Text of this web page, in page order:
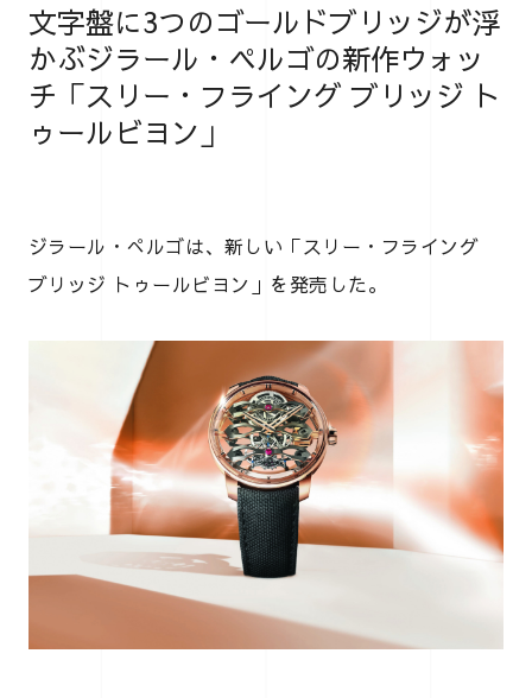
文字盤に3つのゴールドブリッジが浮
かぶジラール・ペルゴの新作ウォッ
チ「スリー・フライング ブリッジ ト
ゥールビヨン」
ジラール・ぺルゴは、新しい「スリー・フライング
ブリッジ トゥールビヨン」を発売した。